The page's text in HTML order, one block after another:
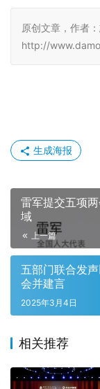
原创文章，作者
http://
生成海报
雷军提交五项
域
上一篇
五部门联合发
会并建言
2025年3月4日
相关推荐